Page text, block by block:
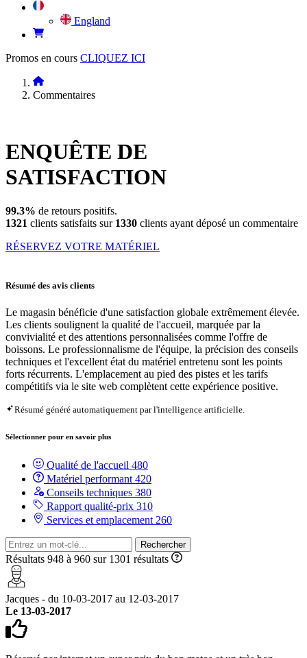
England
Promos en cours CLIQUEZ ICI
Commentaires
ENQUÊTE DE
SATISFACTION
99.3% de retours positifs.
1321 clients satisfaits sur 1330 clients ayant déposé un commentaire
RÉSERVEZ VOTRE MATÉRIEL
Résumé des avis clients
Le magasin bénéficie d'une satisfaction globale extrêmement élevée.
Les clients soulignent la qualité de l'accueil, marquée par la
convivialité et des attentions personnalisées comme l'offre de
boissons. Le professionnalisme de l'équipe, la précision des conseils
techniques et l'excellent état du matériel entretenu sont les points
forts récurrents. L'emplacement au pied des pistes et les tarifs
compétitifs via le site web complètent cette expérience positive.
Résumé généré automatiquement par l'intelligence artificielle.
Sélectionner pour en savoir plus
Qualité de l'accueil 480
Matériel performant 420
Conseils techniques 380
Rapport qualité-prix 310
Services et emplacement 260
Rechercher
Résultats 948 à 960 sur 1301 résultats
Jacques - du 10-03-2017 au 12-03-2017
Le 13-03-2017